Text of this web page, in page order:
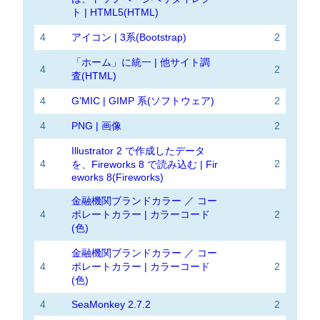
ト | HTML5(HTML)
4 アイコン | 3系(Bootstrap) 2
4
「ホーム」に統一 | 他サイト調
査(HTML)
2
4 G'MIC | GIMP 系(ソフトウェア) 2
4 PNG | 画像 2
4
Illustrator 2 で作成したデータ
を、Fireworks 8 で読み込む | Fir
eworks 8(Fireworks)
2
4
金融機関ブランドカラー ／ コー
ポレートカラー | カラーコード
(色)
2
4
金融機関ブランドカラー ／ コー
ポレートカラー | カラーコード
(色)
2
4 SeaMonkey 2.7.2 2